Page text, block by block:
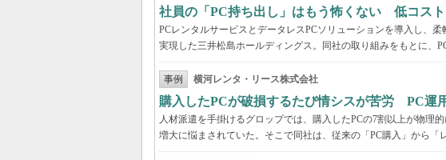
社員の「PC持ち出し」はもう怖くない 低コス
PCレンタルサービスとデータレスPCソリューションを導入し、
実現した三井松島ホールディングス。同社の取り組みをもとに、
事例 横河レンタ・リース株式会社
購入したPCが破損するたび情シスが苦労 PC運
人材派遣を手掛けるグロップでは、購入したPCの7割以上が物理
増大に悩まされていた。そこで同社は、従来の「PC購入」から「